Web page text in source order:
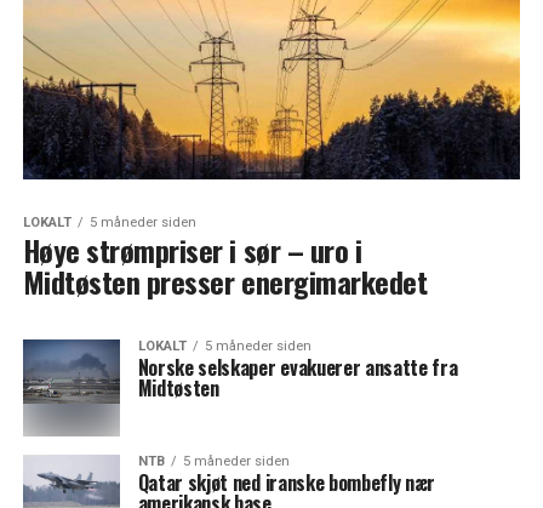
LOKALT 5 måneder siden
Høye strømpriser i sør – uro i
Midtøsten presser energimarkedet
LOKALT 5 måneder siden
Norske selskaper evakuerer ansatte fra
Midtøsten
NTB 5 måneder siden
Qatar skjøt ned iranske bombefly nær